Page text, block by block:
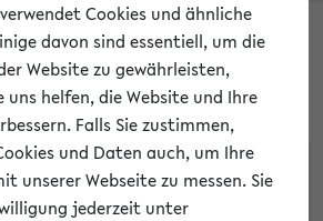
Cookies und ähnliche
davon sind essentiell, um die
Website zu gewährleisten,
uns helfen, die Website und Ihre
Falls Sie zustimmen,
und Daten auch, um Ihre
unserer Webseite zu messen. Sie
jederzeit unter